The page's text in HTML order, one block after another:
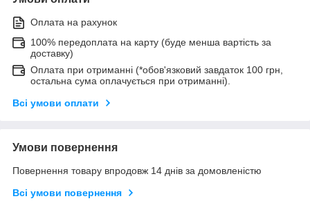
Оплата на рахунок
100% передоплата на карту (буде менша вартість за
доставку)
Оплата при отриманні (*обов'язковий завдаток 100 грн,
остальна сума оплачується при отриманні).
Всі умови оплати
Умови повернення
Повернення товару впродовж 14 днів за домовленістю
Всі умови повернення